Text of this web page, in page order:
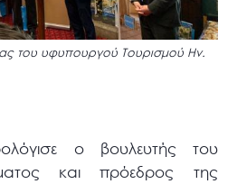
του υφυπουργού Τουρισμού Ην.
ο βουλευτής του
και πρόεδρος της